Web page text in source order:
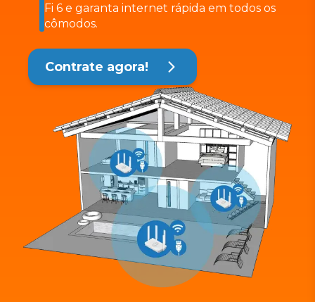
Fi 6 e garanta internet rápida em todos os
cômodos.
Contrate agora!